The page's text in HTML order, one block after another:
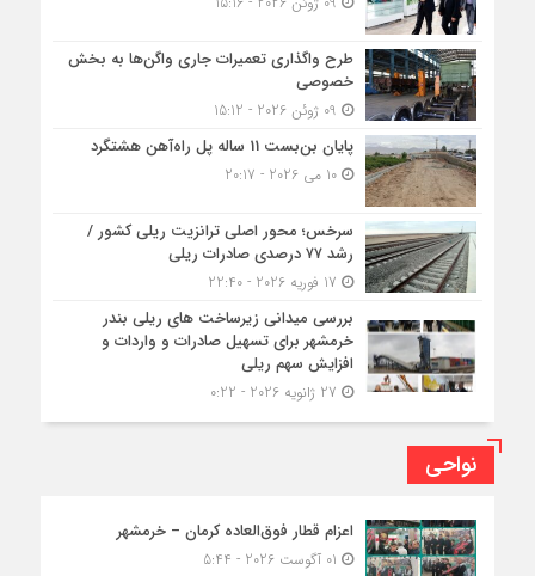
طرح واگذاری تعمیرات جاری واگن‌ها به بخش
خصوصی
پایان بن‌بست 11 ساله پل راه‌آهن هشتگرد
10 می 2026 - 20:17
سرخس؛ محور اصلی ترانزیت ریلی کشور /
رشد ۷۷ درصدی صادرات ریلی
بررسی میدانی زیرساخت های ریلی بندر
خرمشهر برای تسهیل صادرات و واردات و
افزایش سهم ریلی
نواحی
اعزام قطار فوق‌العاده کرمان – خرمشهر